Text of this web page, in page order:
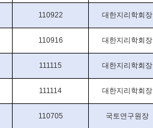
110922 대한지리학회장
110916 대한지리학회장
111115 대한지리학회장
111114 대한지리학회장
110705 국토연구원장